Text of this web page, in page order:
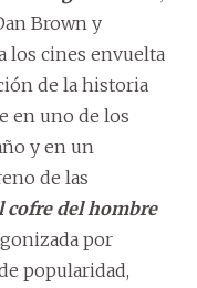
Brown y
los cines envuelta
de la historia
en uno de los
y en un
de las
cofre del hombre
por
popularidad,